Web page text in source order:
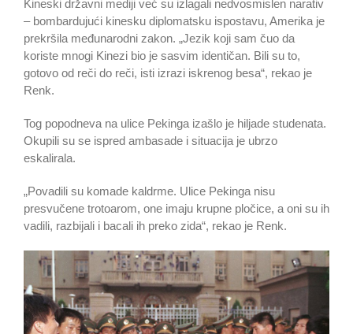
Kineski državni mediji već su izlagali nedvosmislen narativ
– bombardujući kinesku diplomatsku ispostavu, Amerika je
prekršila međunarodni zakon. „Jezik koji sam čuo da
koriste mnogi Kinezi bio je sasvim identičan. Bili su to,
gotovo od reči do reči, isti izrazi iskrenog besa“, rekao je
Renk.
Tog popodneva na ulice Pekinga izašlo je hiljade studenata.
Okupili su se ispred ambasade i situacija je ubrzo
eskalirala.
„Povadili su komade kaldrme. Ulice Pekinga nisu
presvučene trotoarom, one imaju krupne pločice, a oni su ih
vadili, razbijali i bacali ih preko zida“, rekao je Renk.